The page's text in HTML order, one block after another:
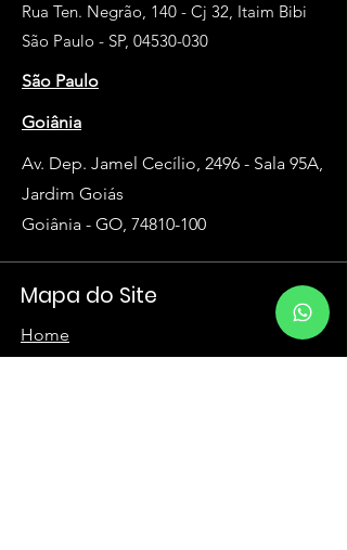
Rua Ten. Negrão, 140 - Cj 32, Itaim Bibi
São Paulo - SP, 04530-030
São Paulo
Goiânia
Av. Dep. Jamel Cecílio, 2496 - Sala 95A,
Jardim Goiás
Goiânia - GO, 74810-100
Mapa do Site
Home